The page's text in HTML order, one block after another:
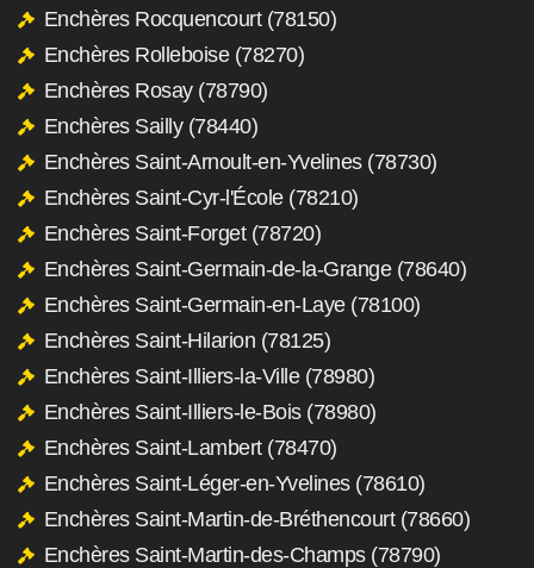
Enchères Rocquencourt (78150)
Enchères Rolleboise (78270)
Enchères Rosay (78790)
Enchères Sailly (78440)
Enchères Saint-Arnoult-en-Yvelines (78730)
Enchères Saint-Cyr-l'École (78210)
Enchères Saint-Forget (78720)
Enchères Saint-Germain-de-la-Grange (78640)
Enchères Saint-Germain-en-Laye (78100)
Enchères Saint-Hilarion (78125)
Enchères Saint-Illiers-la-Ville (78980)
Enchères Saint-Illiers-le-Bois (78980)
Enchères Saint-Lambert (78470)
Enchères Saint-Léger-en-Yvelines (78610)
Enchères Saint-Martin-de-Bréthencourt (78660)
Enchères Saint-Martin-des-Champs (78790)